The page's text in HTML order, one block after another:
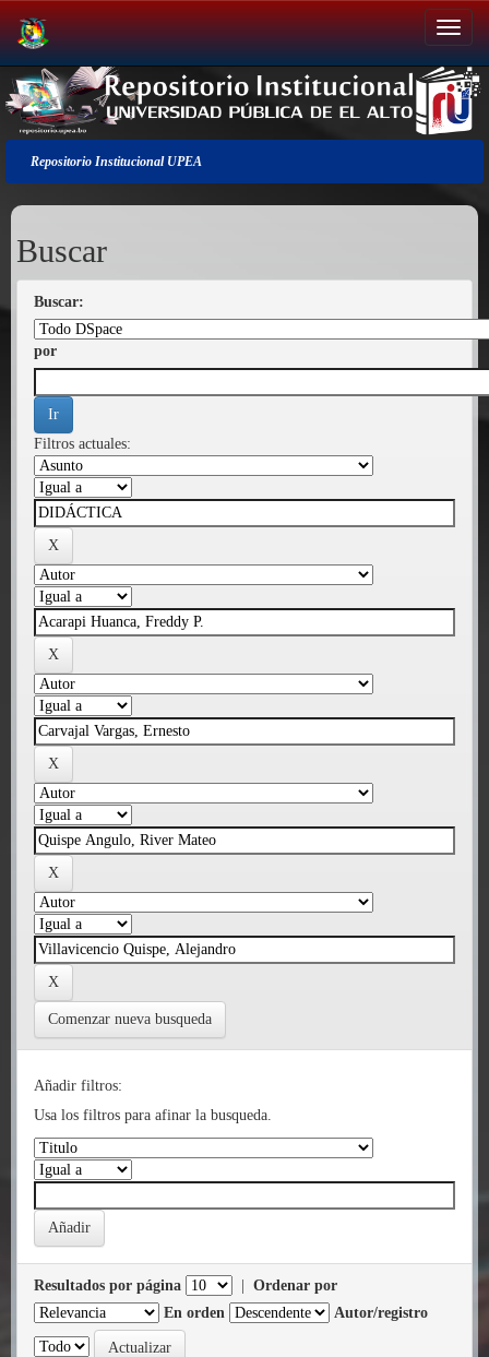
Salir
de
la
navegación
Repositorio Institucional UPEA
Buscar
Buscar:
por
Filtros actuales:
Comenzar nueva busqueda
Añadir filtros:
Usa los filtros para afinar la busqueda.
Resultados por página
Ordenar por
En orden
Autor/registro